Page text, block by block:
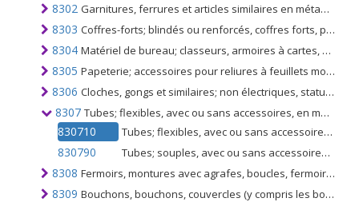
8302 Garnitures, ferrures et articles similaires en métaux communs pour meubles, portes, escaliers, fenêtres, coffres, coffres, etc., roulettes avec supports en métaux communs, ferme-portes automatiques en métaux communs
8303 Coffres-forts; blindés ou renforcés, coffres forts, portes et coffres de coffres-forts pour chambres fortes, caisses en argent liquide ou similaires et articles similaires, en métaux communs
8304 Matériel de bureau; classeurs, armoires à cartes, plateaux et supports à papier, plumiers, supports de timbres et articles similaires, en métaux communs, à l'exclusion des meubles de bureau du no. 9403
8305 Papeterie; accessoires pour reliures à feuillets mobiles ou pour limes, attaches-lettres, coins-lettres, trombones, étiquettes à indexer et simil., agrafes en bandes (pour bureaux, rembourrages, emballages), en métaux communs
8306 Cloches, gongs et similaires; non électriques, statuettes, autres ornements, photographies, images, cadres similaires, miroirs, en métaux communs
8307 Tubes; flexibles, avec ou sans accessoires, en métaux communs
830710 Tubes; flexibles, avec ou sans accessoires, en fer ou en acier
830790 Tubes; souples, avec ou sans accessoires en métaux communs, autres que ceux en fer ou en acier
8308 Fermoirs, montures avec agrafes, boucles, fermoirs à boucles, crochets, oeillets, etc. pour vêtements et accessoires, chaussures, bijoux, montres-bracelets, livres, auvents, maroquinerie, articles de voyage, articles de sellerie, etc., rivets tubulaires, perles, paillettes, en métaux communs
8309 Bouchons, bouchons, couvercles (y compris les bouchons de couronne, les bouchons à vis, les bouchons verseurs); capsules pour bouteilles, bondes filetées, couvercles de bondes, joints et autres accessoires d'emballage, en métaux communs